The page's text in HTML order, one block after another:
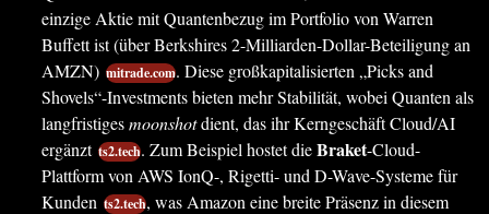
einzige Aktie mit Quantenbezug im Portfolio von Warren
Buffett ist (über Berkshires 2-Milliarden-Dollar-Beteiligung an
AMZN) mitrade.com. Diese großkapitalisierten „Picks and
Shovels“-Investments bieten mehr Stabilität, wobei Quanten als
langfristigesmoonshotdient, das ihr Kerngeschäft Cloud/AI
ergänzt ts2.tech. Zum Beispiel hostet dieBraket-Cloud-
Plattform von AWS IonQ-, Rigetti- und D-Wave-Systeme für
Kunden ts2.tech, was Amazon eine breite Präsenz in diesem